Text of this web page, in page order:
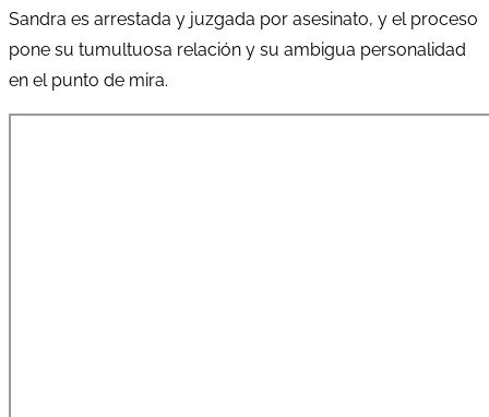
Sandra es arrestada y juzgada por asesinato, y el proceso
pone su tumultuosa relación y su ambigua personalidad
en el punto de mira.